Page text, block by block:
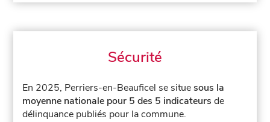
Sécurité
En 2025, Perriers-en-Beauficel se situesous la
moyenne nationale pour 5 des 5 indicateurs de
délinquance publiés pour la commune.